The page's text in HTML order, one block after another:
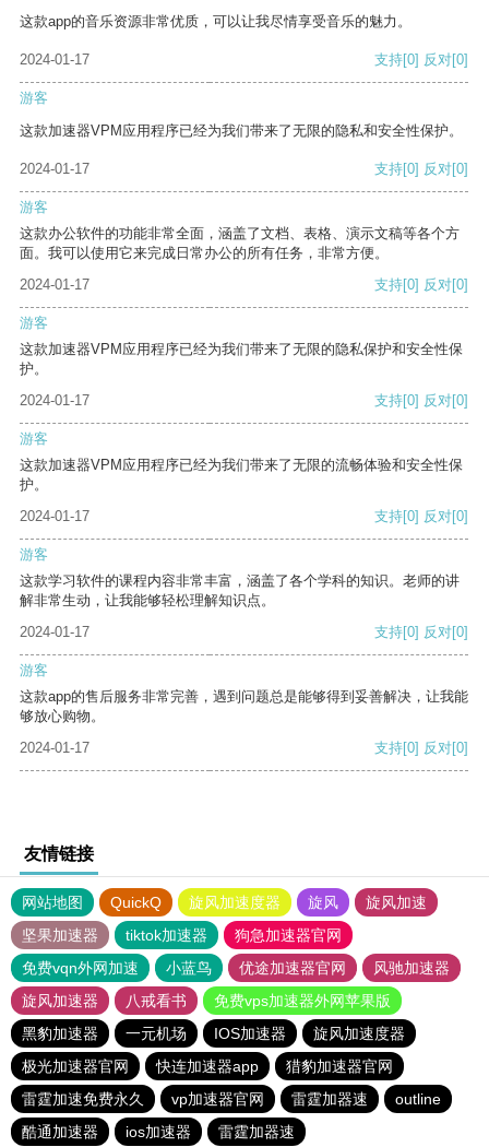
这款app的音乐资源非常优质，可以让我尽情享受音乐的魅力。
2024-01-17 支持[0] 反对[0]
游客
这款加速器VPM应用程序已经为我们带来了无限的隐私和安全性保护。
2024-01-17 支持[0] 反对[0]
游客
这款办公软件的功能非常全面，涵盖了文档、表格、演示文稿等各个方
面。我可以使用它来完成日常办公的所有任务，非常方便。
2024-01-17
支持[0] 反对[0]
游客
这款加速器VPM应用程序已经为我们带来了无限的隐私保护和安全性保
护。
2024-01-17
支持[0] 反对[0]
游客
这款加速器VPM应用程序已经为我们带来了无限的流畅体验和安全性保
护。
2024-01-17
支持[0] 反对[0]
游客
这款学习软件的课程内容非常丰富，涵盖了各个学科的知识。老师的讲
解非常生动，让我能够轻松理解知识点。
2024-01-17
支持[0] 反对[0]
游客
这款app的售后服务非常完善，遇到问题总是能够得到妥善解决，让我能
够放心购物。
2024-01-17
支持[0] 反对[0]
友情链接
网站地图 QuickQ 旋风加速度器 旋风
旋风加速
坚果加速器
tiktok加速器
狗急加速器官网
免费vqn外网加速
小蓝鸟 优途加速器官网
风驰加速器
旋风加速器
八戒看书
免费vps加速器外网苹果版
黑豹加速器
一元机场 IOS加速器
旋风加速度器
极光加速器官网
快连加速器app
猎豹加速器官网
雷霆加速免费永久
vp加速器官网 雷霆加器速
outline
酷通加速器
ios加速器 雷霆加器速